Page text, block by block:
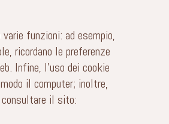
funzioni: ad esempio,
ricordano le preferenze
Infine, l’uso dei cookie
il computer; inoltre,
consultare il sito: